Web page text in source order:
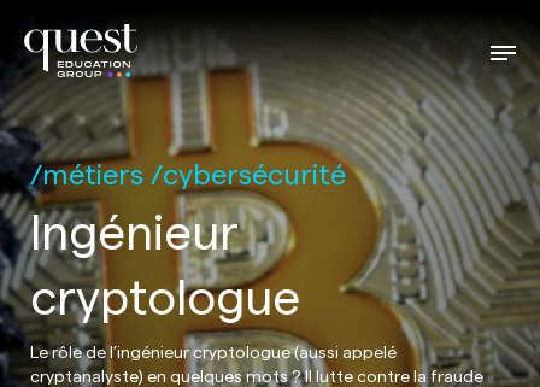
métiers cybersécurité
Ingénieur
cryptologue
Le rôle de l’ingénieur cryptologue (aussi appelé
cryptanalyste) en quelques mots ? Il lutte contre la fraude